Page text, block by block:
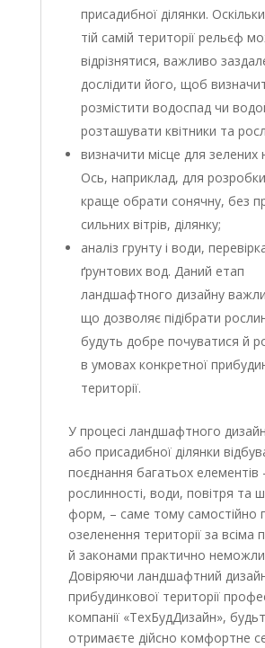
присадибної ділянки.
тій самій території рельєф
відрізнятися, важливо
дослідити його, щоб
розмістити водоспад чи
розташувати квітники та
визначити місце для зелених
Ось, наприклад, для
краще обрати сонячну, без
сильних вітрів, ділянку;
аналіз грунту і води,
ґрунтових вод. Даний етап
ландшафтного дизайну
що дозволяє підібрати
будуть добре почуватися й
в умовах конкретної
території.
У процесі ландшафтного
або присадибної ділянки
поєднання багатьох елементів
рослинності, води, повітря та
форм, – саме тому самостійно
озеленення території за всіма
й законами практично
Довіряючи ландшафтний
прибудинкової території
компанії «ТехБудДизайн»,
отримаєте дійсно комфортне